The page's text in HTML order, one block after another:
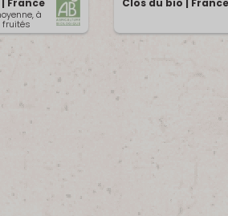
France
à
fruités
Clos du bio | France